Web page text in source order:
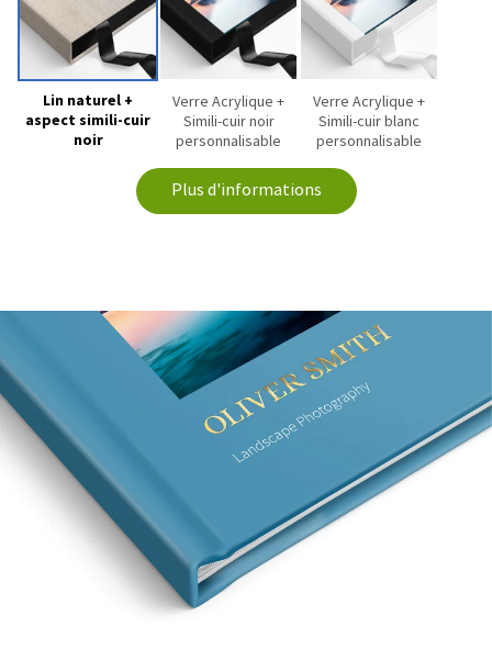
Lin naturel +
aspect simili-cuir
noir
Verre Acrylique +
Simili-cuir noir
personnalisable
Verre Acrylique +
Simili-cuir blanc
personnalisable
Plus d'informations